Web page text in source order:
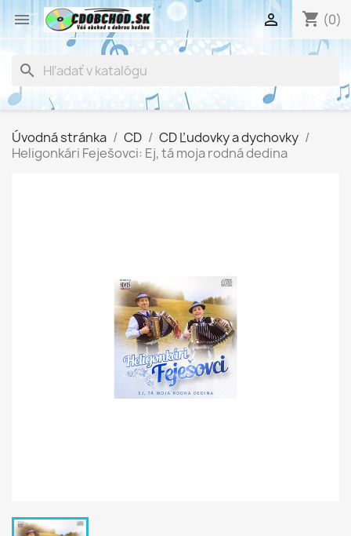
 shopping_cart (0)

search
Úvodná stránka CD
CD Ľudovky a dychovky
Heligonkári Feješovci: Ej, tá moja rodná dedina